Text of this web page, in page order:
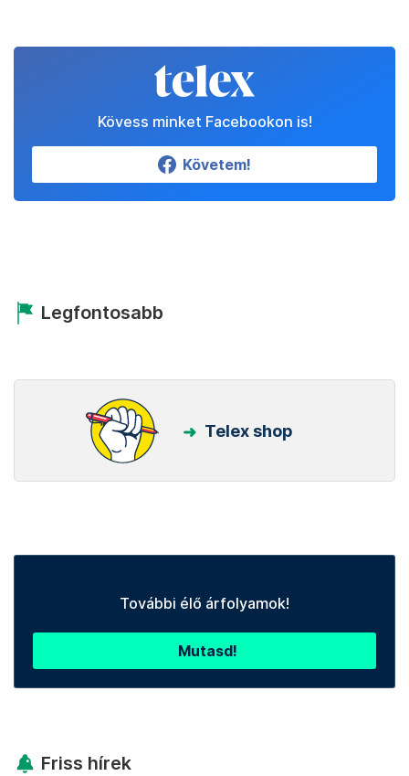
Kövess minket Facebookon is!
Követem!
Legfontosabb
Telex shop
További élő árfolyamok!
Mutasd!
Friss hírek